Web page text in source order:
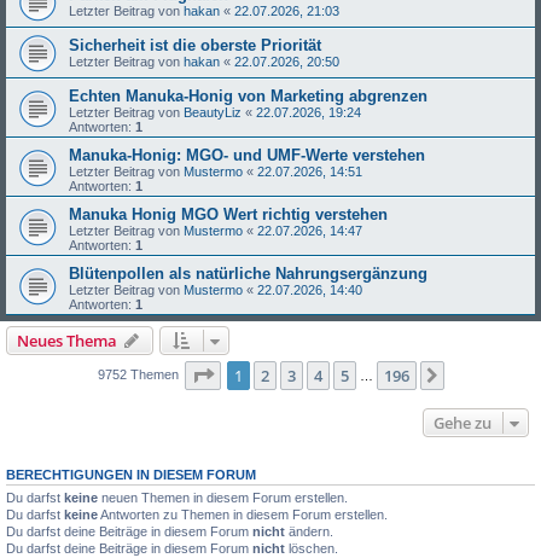
Letzter Beitrag von hakan « 22.07.2026, 21:03
Sicherheit ist die oberste Priorität
Letzter Beitrag von hakan « 22.07.2026, 20:50
Echten Manuka-Honig von Marketing abgrenzen
Letzter Beitrag von BeautyLiz « 22.07.2026, 19:24
Antworten: 1
Manuka-Honig: MGO- und UMF-Werte verstehen
Letzter Beitrag von Mustermo « 22.07.2026, 14:51
Antworten: 1
Manuka Honig MGO Wert richtig verstehen
Letzter Beitrag von Mustermo « 22.07.2026, 14:47
Antworten: 1
Blütenpollen als natürliche Nahrungsergänzung
Letzter Beitrag von Mustermo « 22.07.2026, 14:40
Antworten: 1
Neues Thema
9752 Themen Seite 1von 196
1 2 3 4 5 … 196
Gehe zu
BERECHTIGUNGEN IN DIESEM FORUM
Du darfst keine neuen Themen in diesem Forum erstellen.
Du darfst keineAntworten zu Themen in diesem Forum erstellen.
Du darfst deine Beiträge in diesem Forum nicht ändern.
Du darfst deine Beiträge in diesem Forum nicht löschen.